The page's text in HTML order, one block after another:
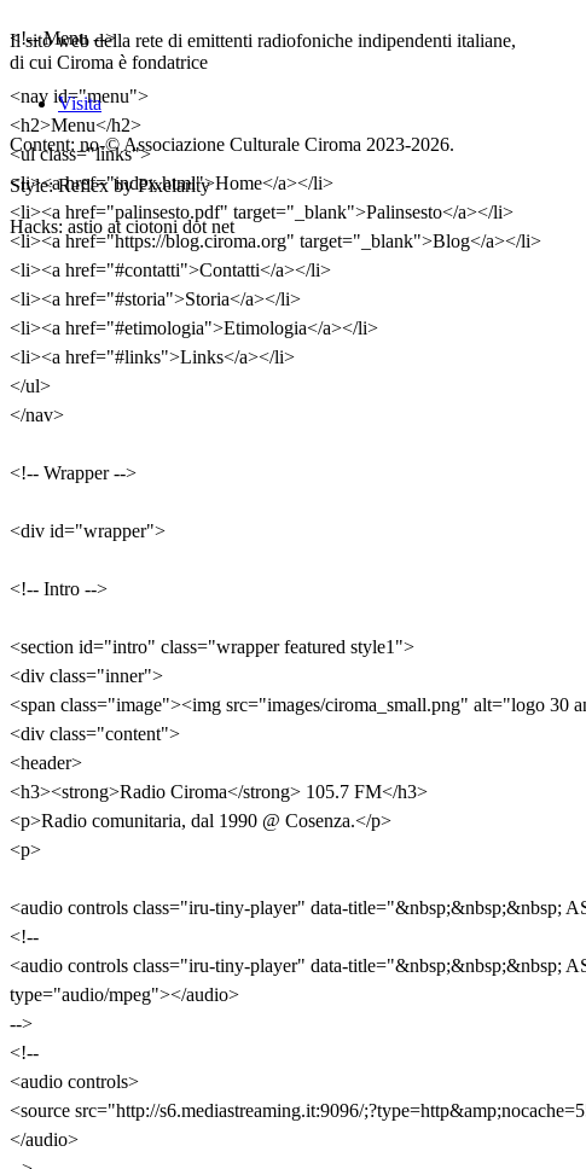
<!-- Menu -->
<nav id="menu">
<h2>Menu</h2>
<ul class="links">
<li><a href="index.html">Home</a></li>
<li><a href="palinsesto.pdf" target="_blank">Palinsesto</a></li>
<li><a href="https://blog.ciroma.org" target="_blank">Blog</a></li>
<li><a href="#contatti">Contatti</a></li>
<li><a href="#storia">Storia</a></li>
<li><a href="#etimologia">Etimologia</a></li>
<li><a href="#links">Links</a></li>
</ul>
</nav>
<!-- Wrapper -->
<div id="wrapper">
<!-- Intro -->
<section id="intro" class="wrapper featured style1">
<div class="inner">
<span class="image"><img src="images/ciroma_small.png" alt="logo 30
<div class="content">
<header>
<h3><strong>Radio Ciroma</strong> 105.7 FM</h3>
<p>Radio comunitaria, dal 1990 @ Cosenza.</p>
<p>
<audio controls class="iru-tiny-player" data-title="&nbsp;&nbsp;&nbsp;
<!--
<audio controls class="iru-tiny-player" data-title="&nbsp;&nbsp;&nbsp;
type="audio/mpeg"></audio>
-->
<!--
<audio controls>
<source src="http://s6.mediastreaming.it:9096/
</audio>
Il sito web della rete di emittenti radiofoniche indipendenti italiane,
di cui Ciroma è fondatrice
Visita
Content: no-© Associazione Culturale Ciroma 2023-2026.
Style: Reflex byPixelarity
Hacks: astio at ciotoni dot net